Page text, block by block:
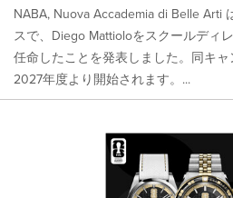
NABA, Nuova Accademia di Belle Arti
スで、Diego Mattioloをスクールディ
任命したことを発表しました。同キ
2027年度より開始されます。...